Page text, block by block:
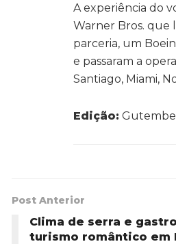
A experiência do
Warner Bros. que
parceria, um
e passaram a
Santiago, Miami,
Edição:
Post Anterior
Clima de serra e
turismo romântico em